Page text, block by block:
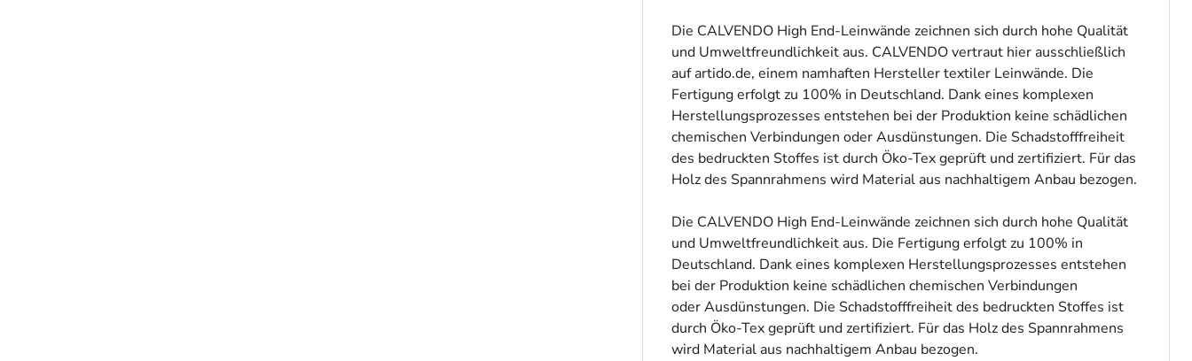
Die CALVENDO High End-Leinwände zeichnen sich durch hohe Qualität
und Umweltfreundlichkeit aus. CALVENDO vertraut hier ausschließlich
auf artido.de, einem namhaften Hersteller textiler Leinwände. Die
Fertigung erfolgt zu 100% in Deutschland. Dank eines komplexen
Herstellungsprozesses entstehen bei der Produktion keine schädlichen
chemischen Verbindungen oder Ausdünstungen. Die Schadstofffreiheit
des bedruckten Stoffes ist durch Öko-Tex geprüft und zertifiziert. Für das
Holz des Spannrahmens wird Material aus nachhaltigem Anbau bezogen.
Die CALVENDO High End-Leinwände zeichnen sich durch hohe Qualität
und Umweltfreundlichkeit aus. Die Fertigung erfolgt zu 100% in
Deutschland. Dank eines komplexen Herstellungsprozesses entstehen
bei der Produktion keine schädlichen chemischen Verbindungen
oder Ausdünstungen. Die Schadstofffreiheit des bedruckten Stoffes ist
durch Öko-Tex geprüft und zertifiziert. Für das Holz des Spannrahmens
wird Material aus nachhaltigem Anbau bezogen.